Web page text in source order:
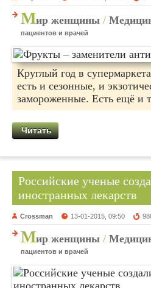
Мир женщины /
пациентов и врачей
Круглый год в
есть и сезонные, и
замороженные. Есть ещё и
Читать
Российские ученые
иностранных лекарств
Crossman 13-01-2015, 09:50
Мир женщины /
пациентов и врачей